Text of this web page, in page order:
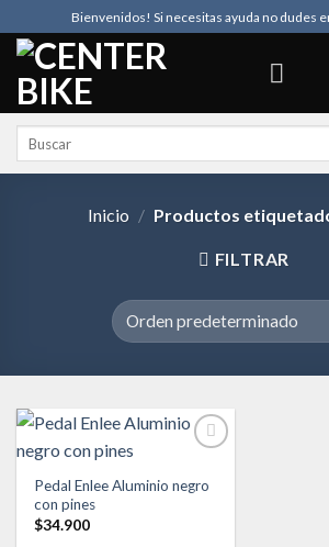
to
content
Bienvenidos! Si necesitas ayuda no dudes
Inicio / Productos
FILTRAR
Pedal Enlee Aluminio negro
con pines
$34.900